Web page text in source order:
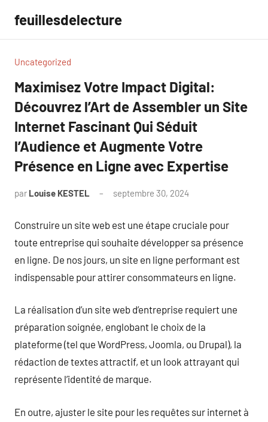
contenu
feuillesdelecture
Uncategorized
Maximisez Votre Impact Digital:
Découvrez l’Art de Assembler un Site
Internet Fascinant Qui Séduit
l’Audience et Augmente Votre
Présence en Ligne avec Expertise
par Louise KESTEL septembre 30, 2024
Construire un site web est une étape cruciale pour
toute entreprise qui souhaite développer sa présence
en ligne. De nos jours, un site en ligne performant est
indispensable pour attirer consommateurs en ligne.
La réalisation d’un site web d’entreprise requiert une
préparation soignée, englobant le choix de la
plateforme (tel que WordPress, Joomla, ou Drupal), la
rédaction de textes attractif, et un look attrayant qui
représente l’identité de marque.
En outre, ajuster le site pour les requêtes sur internet à